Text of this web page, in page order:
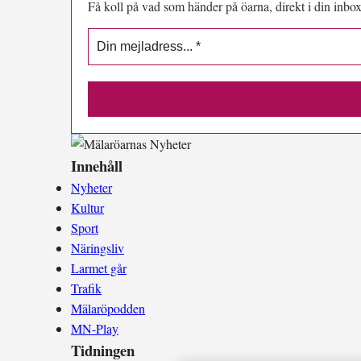
Få koll på vad som händer på öarna, direkt i din
Innehåll
Nyheter
Kultur
Sport
Näringsliv
Larmet går
Trafik
Mälaröpodden
MN-Play
Tidningen